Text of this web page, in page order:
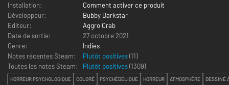
Installation:
Comment activer ce produit
Développeur:
Bubby Darkstar
Editeur:
Aggro Crab
Date de sortie:
27 octobre 2021
Genre:
Indies
Notes récentes Steam:
Plutôt positives(11)
Toutes les notes Steam:
Plutôt positives(1309)
HORREUR PSYCHOLOGIQUE COLORÉ PSYCHÉDÉLIQUE HORREUR ATMOSPHÈRE DESSINÉ